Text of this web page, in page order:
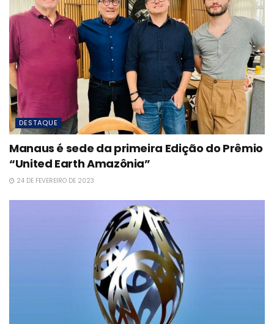
DESTAQUE
Manaus é sede da primeira Edição do Prêmio
“United Earth Amazônia”
24 DE FEVEREIRO DE 2023